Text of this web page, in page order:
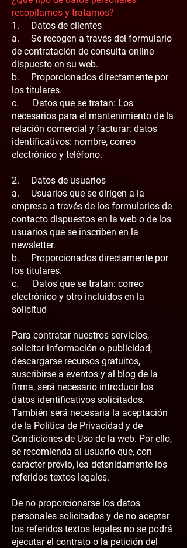
recopilamos y tratamos?
1. Datos de clientes
a. Se recogen a través del formulario
de contratación de consulta online
dispuesto en su web.
b. Proporcionados directamente por
los titulares.
c. Datos que se tratan: Los
necesarios para el mantenimiento de la
relación comercial y facturar: datos
identificativos: nombre, correo
electrónico y teléfono.
2. Datos de usuarios
a. Usuarios que se dirigen a la
empresa a través de los formularios de
contacto dispuestos en la web o de los
usuarios que se inscriben en la
newsletter.
b. Proporcionados directamente por
los titulares.
c. Datos que se tratan: correo
electrónico y otro incluidos en la
solicitud
Para contratar nuestros servicios,
solicitar información o publicidad,
descargarse recursos gratuitos,
suscribirse a eventos y al blog de la
firma, será necesario introducir los
datos identificativos solicitados.
También será necesaria la aceptación
de la Política de Privacidad y de
Condiciones de Uso de la web. Por ello,
se recomienda al usuario que, con
carácter previo, lea detenidamente los
referidos textos legales.
De no proporcionarse los datos
personales solicitados y de no aceptar
los referidos textos legales no se podrá
ejecutar el contrato o la petición del